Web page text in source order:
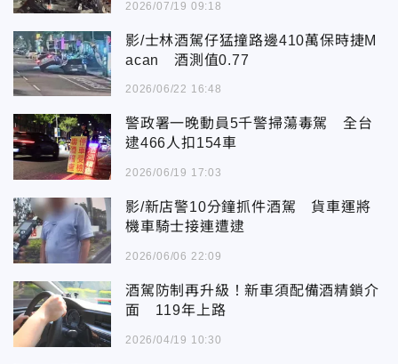
2026/07/19 09:18
影/士林酒駕仔猛撞路邊410萬保時捷M
acan 酒測值0.77
2026/06/22 16:48
警政署一晚動員5千警掃蕩毒駕 全台
逮466人扣154車
2026/06/19 17:03
影/新店警10分鐘抓件酒駕 貨車運將
機車騎士接連遭逮
2026/06/06 22:09
酒駕防制再升級！新車須配備酒精鎖介
面 119年上路
2026/04/19 10:30